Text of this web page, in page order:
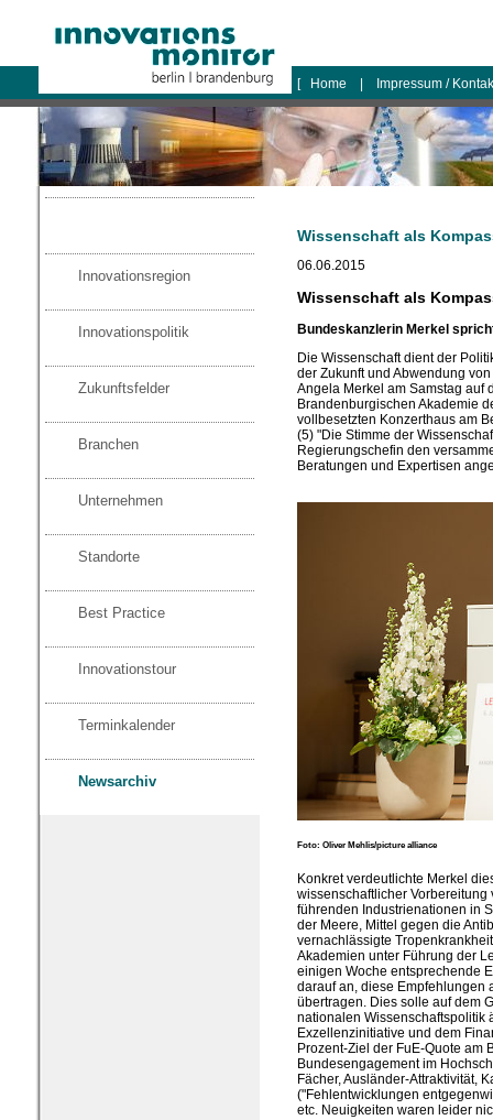
logo
[ Home Impressum /
Innovationsregion
Innovationspolitik
Zukunftsfelder
Branchen
Unternehmen
Standorte
Best Practice
Innovationstour
Terminkalender
Newsarchiv
Wissenschaft als
06.06.2015
Wissenschaft als
Bundeskanzlerin Merkel
Die Wissenschaft dient der
der Zukunft und Abwendung
Angela Merkel am Samstag auf
Brandenburgischen Akademie
vollbesetzten Konzerthaus am
(5) "Die Stimme der
Regierungschefin den
Beratungen und Expertisen
Foto: Oliver Mehlis/picture alliance
Konkret verdeutlichte Merkel
wissenschaftlicher
führenden Industrienationen in
der Meere, Mittel gegen die
vernachlässigte
Akademien unter Führung der
einigen Woche entsprechende
darauf an, diese Empfehlungen
übertragen. Dies solle auf dem
nationalen Wissenschaftspolitik
Exzellenzinitiative und dem
Prozent-Ziel der FuE-Quote am
Bundesengagement im
Fächer, Ausländer-Attraktivität,
("Fehlentwicklungen
etc. Neuigkeiten waren leider